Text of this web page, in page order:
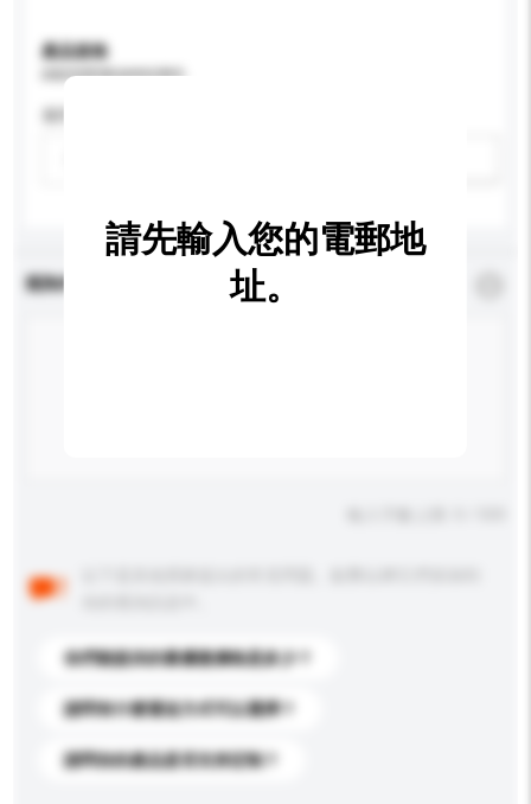
產品規格
請提供您對產品的特定要求。
查詢內容
你們能提供的最優惠價格是多少？
請問有什麼運送方式可以選擇？
請問你的產品是否支持定制？
請先輸入您的電郵地
址。